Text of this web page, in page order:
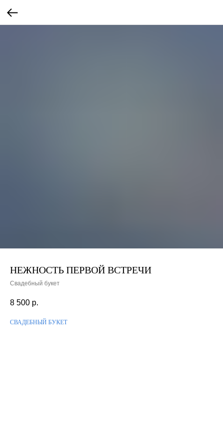
НЕЖНОСТЬ ПЕРВОЙ ВСТРЕЧИ
Свадебный букет
8 500 р.
СВАДЕБНЫЙ БУКЕТ